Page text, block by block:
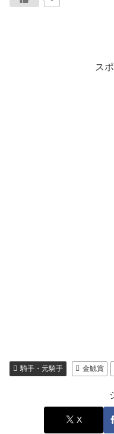
ス
騎手・元騎手 金鯱賞
X